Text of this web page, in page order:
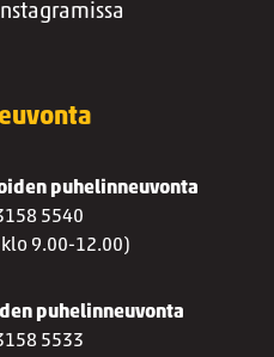
puhelinneuvonta
5540
9.00-12.00)
puhelinneuvonta
5533